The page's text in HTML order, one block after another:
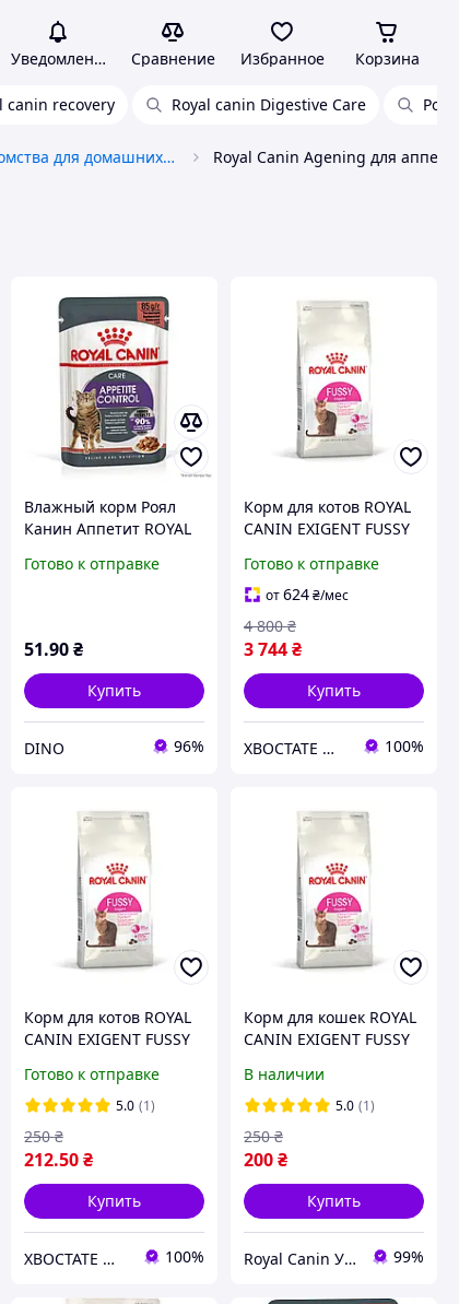
Уведомления Сравнение Избранное Корзина
canin recovery Royal canin Digestive Care
Корма и лакомства для домашних животных и птиц Royal Canin Agening для
Влажный корм Роял
Канин Аппетит ROYAL
CONTROL ( Контроль
Готово к отправке
51.90 ₴
Купить
DINO 96%
Корм для котов ROYAL
CANIN EXIGENT FUSSY
аппетитом
Готово к отправке
от624₴/мес
3 744₴
4 800 ₴
Купить
ХВОСТАТЕ ЩАСТЯ 100%
Корм для котов ROYAL
CANIN EXIGENT FUSSY
привередливым
аппетитом
Готово к отправке
5.0 (1)
212.50 ₴
250 ₴
Купить
ХВОСТАТЕ ЩАСТЯ 100%
Корм для кошек ROYAL
CANIN EXIGENT FUSSY
избирательным
аппетитом
В наличии
5.0 (1)
200₴
250 ₴
Купить
Royal Canin Украина (Интернет-магазин) 99%